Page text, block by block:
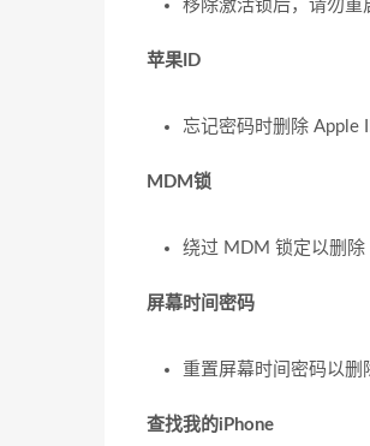
移除激活锁后，请勿重
苹果ID
忘记密码时删除 Apple
MDM锁
绕过 MDM 锁定以删
屏幕时间密码
重置屏幕时间密码以删
查找我的iPhone